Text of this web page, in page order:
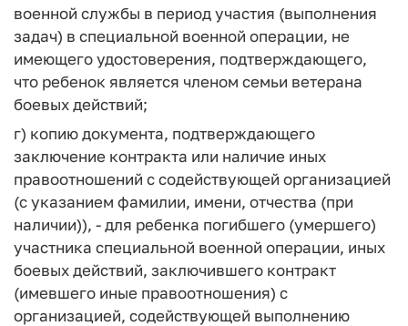
военной службы в период участия (выполнения
задач) в специальной военной операции, не
имеющего удостоверения, подтверждающего,
что ребенок является членом семьи ветерана
боевых действий;
г) копию документа, подтверждающего
заключение контракта или наличие иных
правоотношений с содействующей организацией
(с указанием фамилии, имени, отчества (при
наличии)), - для ребенка погибшего (умершего)
участника специальной военной операции, иных
боевых действий, заключившего контракт
(имевшего иные правоотношения) с
организацией, содействующей выполнению